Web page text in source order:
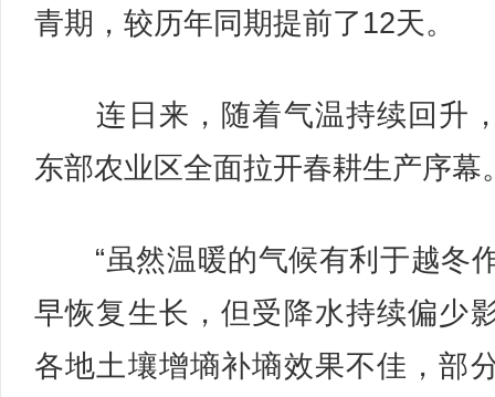
青期，较历年同期提前了12天。
连日来，随着气温持续回升
东部农业区全面拉开春耕生产序幕
“虽然温暖的气候有利于越冬
早恢复生长，但受降水持续偏少
各地土壤增墒补墒效果不佳，部